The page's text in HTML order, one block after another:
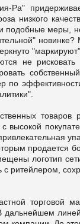
низкого
подобные меры,
не
по
продается
логотип
ритейлером,
торговой
дальнейшем